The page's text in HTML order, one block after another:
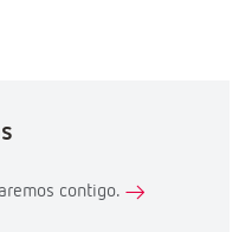
contigo.